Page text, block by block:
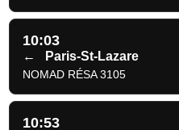
10:03
← Paris-St-Lazare
NOMAD RÉSA 3105
10:53